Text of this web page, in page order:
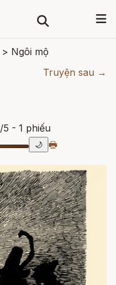
> Ngôi mộ
Truyện sau →
/5 - 1 phiếu
🌙 🖶